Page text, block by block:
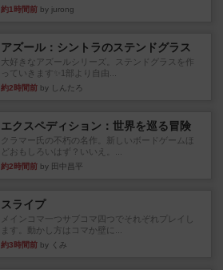
約1時間前 by jurong
アズール：シントラのステンドグラス
大好きなアズールシリーズ。ステンドグラスを作
っていきます✨1部より自由...
約2時間前 by しんたろ
エクスペディション：世界を巡る冒険
クラマー氏の不朽の名作。新しいボードゲームほ
どおもしろいはず？いいえ。...
約2時間前 by 田中昌平
スライプ
メインコマ一つサブコマ四つでそれぞれプレイし
ます。動かし方はコマか壁に...
約3時間前 by くみ